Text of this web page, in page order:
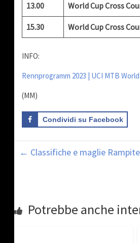
13.00 World Cup Cross
15.30 World Cup Cross
INFO:
Rennprogramm 2023 | UCI MTB
(MM)
Condividi su Facebook
← Classifiche e maglie
Potrebbe anche